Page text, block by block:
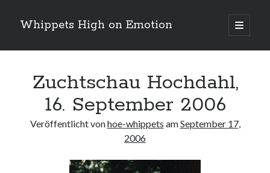
Whippets High on Emotion
öffnen
Sidebar
ingrid.krahheiermann
Zuchtschau Hochdahl,
16. September 2006
Veröffentlicht vonhoe-whippets amSeptember 17,
2006